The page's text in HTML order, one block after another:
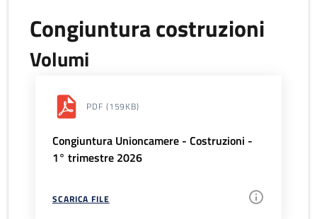
Congiuntura costruzioni
Volumi
PDF (159KB)
Congiuntura Unioncamere - Costruzioni -
1° trimestre 2026
SCARICA FILE